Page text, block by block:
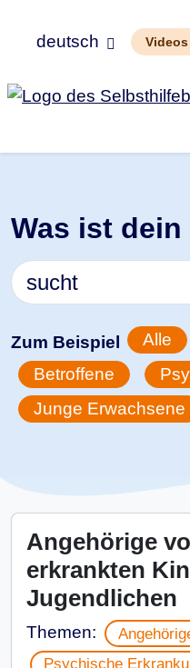
Zum Inhalt springen
deutsch
Was ist dein
Zum Beispiel Alle
Betroffene
Junge Erwachsene
Angehörige
erkrankten
Jugendlichen
Themen:
Psychische